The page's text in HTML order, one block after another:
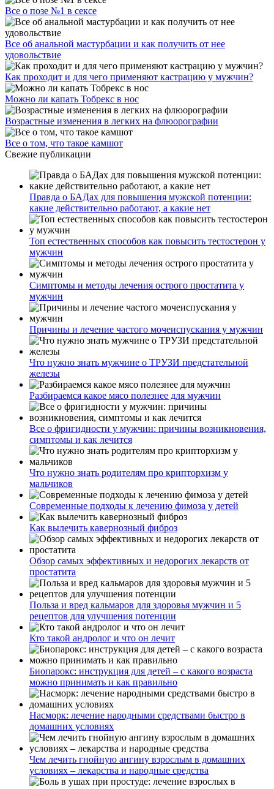
Все о позе №1 в сексе
Все об анальной мастурбации и как получить от нее
удовольствие
Как проходит и для чего применяют кастрацию у мужчин?
Можно ли капать Тобрекс в нос
Возрастные изменения в легких на флюорографии
Все о том, что такое камшот
Свежие публикации
Правда о БАДах для повышения мужской потенции:
какие действительно работают, а какие нет
Топ естественных способов как повысить тестостерон у
мужчин
Симптомы и методы лечения острого простатита у
мужчин
Причины и лечение частого мочеиспускания у мужчин
Что нужно знать мужчине о ТРУЗИ предстательной
железы
Разбираемся какое мясо полезнее для мужчин
Все о фригидности у мужчин: причины возникновения,
симптомы и как лечится
Что нужно знать родителям про крипторхизм у
мальчиков
Современные подходы к лечению фимоза у детей
Как вылечить кавернозный фиброз
Обзор самых эффективных и недорогих лекарств от
простатита
Польза и вред кальмаров для здоровья мужчин и 5
рецептов для улучшения потенции
Кто такой андролог и что он лечит
Биопарокс: инструкция для детей – с какого возраста
можно принимать и как правильно
Насморк: лечение народными средствами быстро в
домашних условиях
Чем лечить гнойную ангину взрослым в домашних
условиях – лекарства и народные средства